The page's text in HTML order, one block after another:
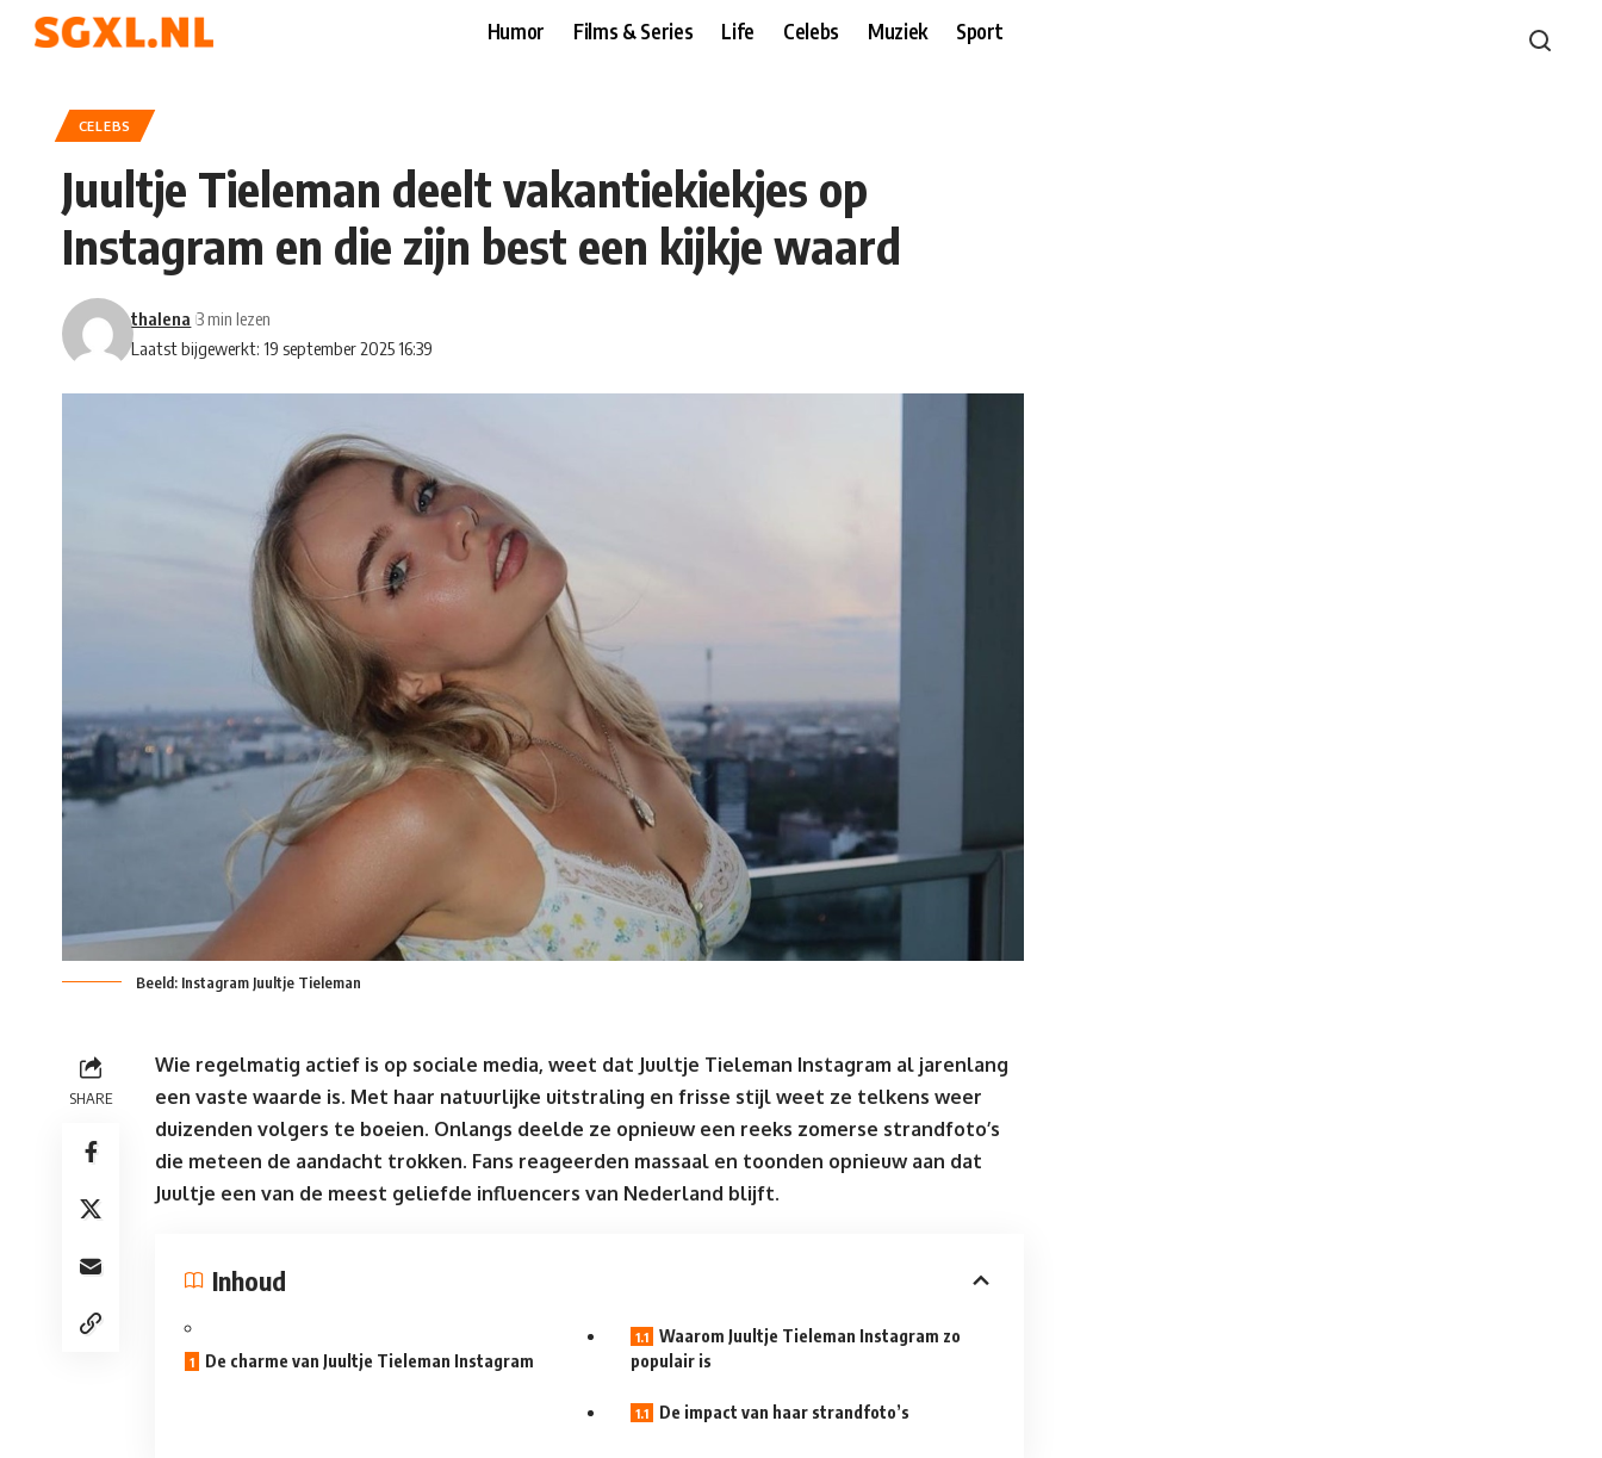
Humor Films & Series Life Celebs Muziek Sport
CELEBS
Juultje Tieleman deelt vakantiekiekjes op
Instagram en die zijn best een kijkje waard
Laatst bijgewerkt: 19 september 2025 16:39
thalena 3 min lezen
Beeld: Instagram Juultje Tieleman
SHARE
Wie regelmatig actief is op sociale media, weet dat Juultje Tieleman Instagram al jarenlang
een vaste waarde is. Met haar natuurlijke uitstraling en frisse stijl weet ze telkens weer
duizenden volgers te boeien. Onlangs deelde ze opnieuw een reeks zomerse strandfoto’s
die meteen de aandacht trokken. Fans reageerden massaal en toonden opnieuw aan dat
Juultje een van de meest geliefde influencers van Nederland blijft.
Inhoud
De charme van Juultje Tieleman Instagram
Waarom Juultje Tieleman Instagram zo
populair is
De impact van haar strandfoto’s